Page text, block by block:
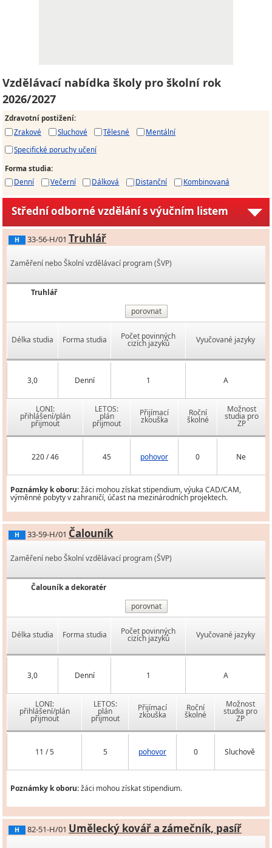
Vzdělávací nabídka školy pro školní rok
2026/2027
Zdravotní postižení:
Zrakové
Sluchové Tělesné
Mentální
Specifické poruchy učení
Forma studia:
Denní
Večerní Dálková Distanční Kombinovaná
Střední odborné vzdělání s výučním listem
H 33-56-H/01 Truhlář
Zaměření nebo Školní vzdělávací program (ŠVP)
Truhlář
porovnat
Délka studia Forma studia Počet povinných
cizích jazyků Vyučované jazyky
3,0 Denní 1 A
LONI:
přihlášení/plán
přijmout
LETOS:
plán
přijmout
Přijímací
zkouška
Roční
školné
Možnost
studia pro
ZP
220 / 46 45 pohovor 0 Ne
Poznámky k oboru:žáci mohou získat stipendium, výuka CAD/CAM,
výměnné pobyty v zahraničí, účast na mezinárodních projektech.
H 33-59-H/01 Čalouník
Zaměření nebo Školní vzdělávací program (ŠVP)
Čalouník a dekoratér
porovnat
Délka studia Forma studia Počet povinných
cizích jazyků Vyučované jazyky
3,0 Denní 1 A
LONI:
přihlášení/plán
přijmout
LETOS:
plán
přijmout
Přijímací
zkouška
Roční
školné
Možnost
studia pro
ZP
11 / 5 5 pohovor 0 Sluchově
Poznámky k oboru:žáci mohou získat stipendium.
H 82-51-H/01 Umělecký kovář a zámečník, pasíř